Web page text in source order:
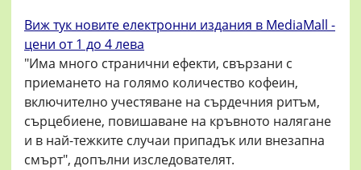
Виж тук новите електронни издания в MediaMall -
цени от 1 до 4 лева
"Има много странични ефекти, свързани с
приемането на голямо количество кофеин,
включително учестяване на сърдечния ритъм,
сърцебиене, повишаване на кръвното налягане
и в най-тежките случаи припадък или внезапна
смърт", допълни изследователят.